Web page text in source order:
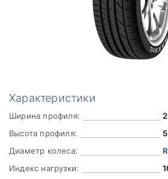
Характеристики
Ширина профиля:
Высота профиля:
Диаметр колеса:
Индекс нагрузки: